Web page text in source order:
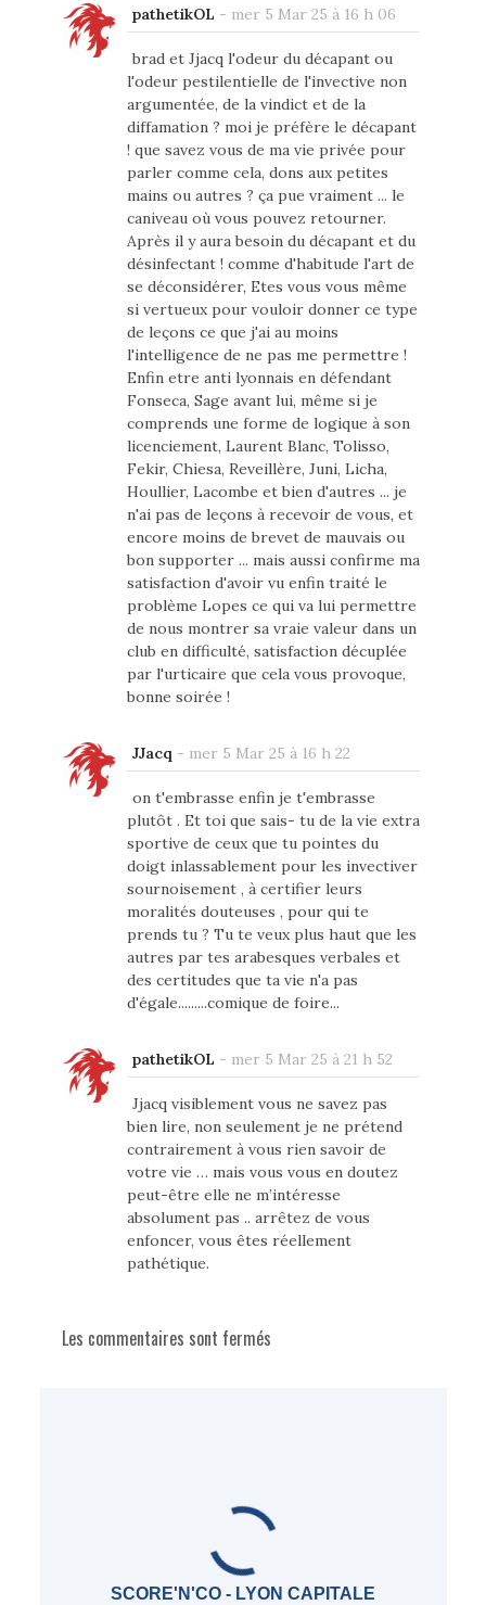
pathetikOL - mer 5 Mar 25 à 16 h 06
brad et Jjacq l'odeur du décapant ou
l'odeur pestilentielle de l'invective non
argumentée, de la vindict et de la
diffamation ? moi je préfère le décapant
! que savez vous de ma vie privée pour
parler comme cela, dons aux petites
mains ou autres ? ça pue vraiment ... le
caniveau où vous pouvez retourner.
Après il y aura besoin du décapant et du
désinfectant ! comme d'habitude l'art de
se déconsidérer, Etes vous vous même
si vertueux pour vouloir donner ce type
de leçons ce que j'ai au moins
l'intelligence de ne pas me permettre !
Enfin etre anti lyonnais en défendant
Fonseca, Sage avant lui, même si je
comprends une forme de logique à son
licenciement, Laurent Blanc, Tolisso,
Fekir, Chiesa, Reveillère, Juni, Licha,
Houllier, Lacombe et bien d'autres ... je
n'ai pas de leçons à recevoir de vous, et
encore moins de brevet de mauvais ou
bon supporter ... mais aussi confirme ma
satisfaction d'avoir vu enfin traité le
problème Lopes ce qui va lui permettre
de nous montrer sa vraie valeur dans un
club en difficulté, satisfaction décuplée
par l'urticaire que cela vous provoque,
bonne soirée !
JJacq - mer 5 Mar 25 à 16 h 22
on t'embrasse enfin je t'embrasse
plutôt . Et toi que sais- tu de la vie extra
sportive de ceux que tu pointes du
doigt inlassablement pour les invectiver
sournoisement , à certifier leurs
moralités douteuses , pour qui te
prends tu ? Tu te veux plus haut que les
autres par tes arabesques verbales et
des certitudes que ta vie n'a pas
d'égale.........comique de foire...
pathetikOL - mer 5 Mar 25 à 21 h 52
Jjacq visiblement vous ne savez pas
bien lire, non seulement je ne prétend
contrairement à vous rien savoir de
votre vie … mais vous vous en doutez
peut-être elle ne m’intéresse
absolument pas .. arrêtez de vous
enfoncer, vous êtes réellement
pathétique.
Les commentaires sont fermés
SCORE'N'CO - LYON CAPITALE